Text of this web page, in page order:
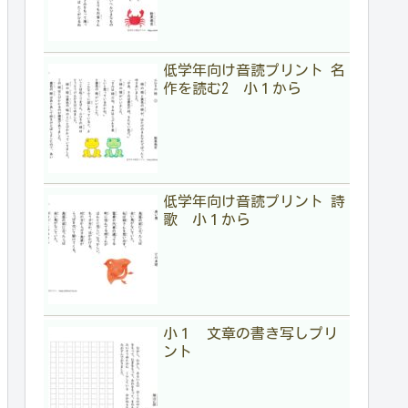
低学年向け音読プリント 名
作を読む2 小１から
低学年向け音読プリント 詩
歌 小１から
小１ 文章の書き写しプリ
ント